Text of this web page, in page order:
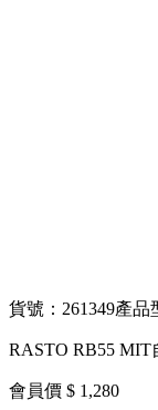
貨號：261349產品
RASTO RB55 MIT
會員價 $ 1,280